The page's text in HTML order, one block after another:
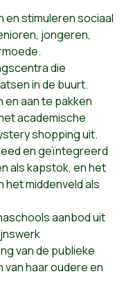
en stimuleren sociaal
jongeren,
die
in de buurt.
en aan te pakken
academische
shopping uit.
en geïntegreerd
als kapstok, en het
middenveld als
aanbod uit
van de publieke
haar oudere en